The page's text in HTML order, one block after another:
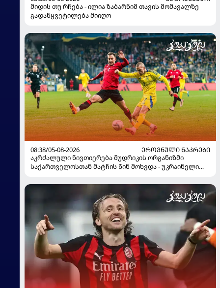
მიდის თუ რჩება - ილია ზაბარნიმ თავის მომავალზე
გადაწყვეტილება მიიღო
08:38/05-08-2026
ᲔᲠᲝᲕᲜᲣᲚᲘ ᲜᲐᲙᲠᲔᲑᲘ
აკრძალული ნივთიერება მუდრიკის ორგანიზმი
საქართველოსთან მატჩის წინ მოხვდა - უკრაინელი
ინფორმაციას ავრცელებს